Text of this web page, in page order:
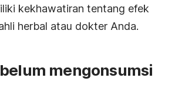
kekhawatiran tentang efek
herbal atau dokter Anda.
mengonsumsi